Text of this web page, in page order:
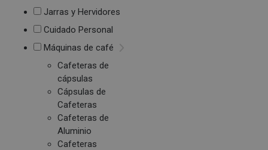
Jarras y Hervidores
Cuidado Personal
Máquinas de café
Cafeteras de
cápsulas
Cápsulas de
Cafeteras
Cafeteras de
Aluminio
Cafeteras